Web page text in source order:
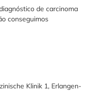
de carcinoma
conseguimos
Klinik 1, Erlangen-